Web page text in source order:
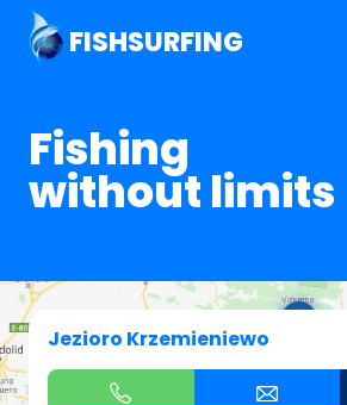
FISHSURFING
Fishing
without limits
Jezioro Krzemieniewo